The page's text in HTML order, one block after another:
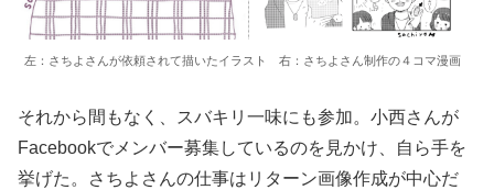
左：さちよさんが依頼されて描いたイラスト 右：さちよさん制作の４コマ漫画
それから間もなく、スバキリ一味にも参加。小西さんが
Facebookでメンバー募集しているのを見かけ、自ら手を
挙げた。さちよさんの仕事はリターン画像作成が中心だ